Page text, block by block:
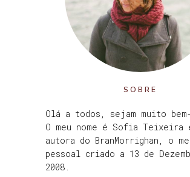
SOBRE
Olá a todos, sejam muito
O meu nome é Sofia Teixeira
autora do BranMorrighan, o
pessoal criado a 13 de
2008.